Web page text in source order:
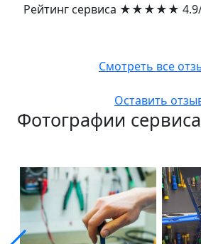
Рейтинг сервиса ★★★★★
Смотреть все
Оставить
Фотографии сервиса